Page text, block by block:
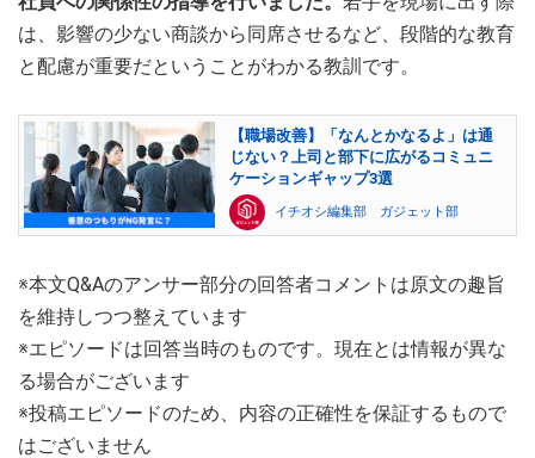
は、影響の少ない商談から同席させるなど、段階的な教育
と配慮が重要だということがわかる教訓です。
【職場改善】「なんとかなるよ」は通
じない？上司と部下に広がるコミュニ
ケーションギャップ3選
イチオシ編集部 ガジェット部
※本文Q&Aのアンサー部分の回答者コメントは原文の趣旨
を維持しつつ整えています
※エピソードは回答当時のものです。現在とは情報が異な
る場合がございます
※投稿エピソードのため、内容の正確性を保証するもので
はございません